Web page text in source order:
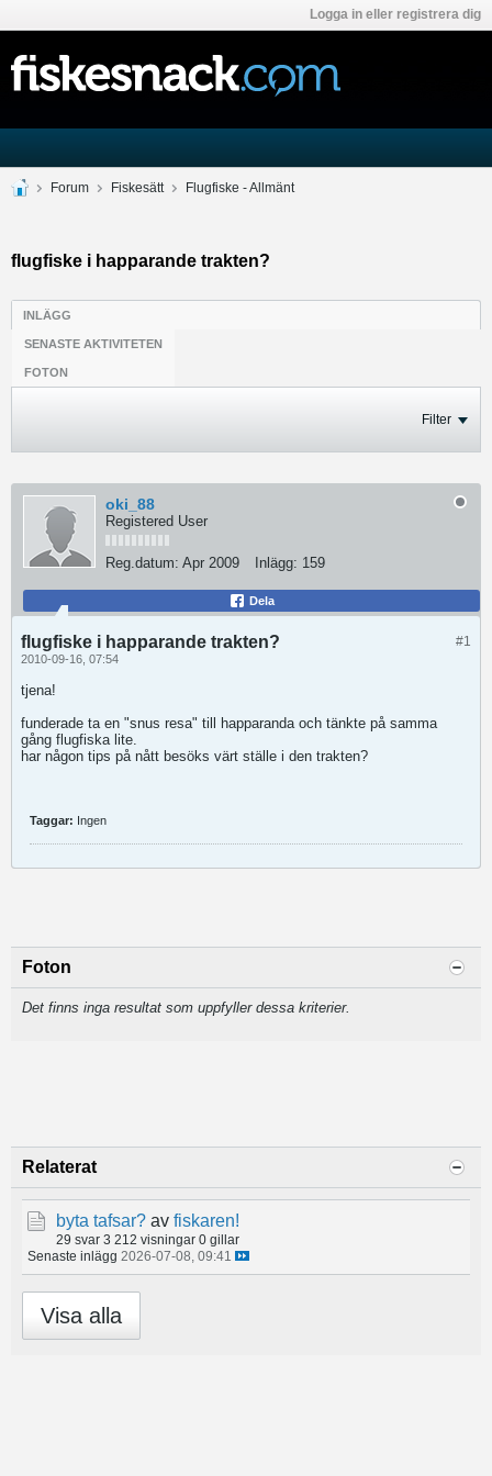
Logga in eller registrera dig
Forum Fiskesätt Flugfiske - Allmänt
flugfiske i happarande trakten?
INLÄGG
SENASTE AKTIVITETEN
FOTON
Filter
oki_88
Registered User
Reg.datum: Apr 2009 Inlägg: 159
Dela
#1
flugfiske i happarande trakten?
2010-09-16, 07:54
tjena!
funderade ta en "snus resa" till happaranda och tänkte på samma
gång flugfiska lite.
har någon tips på nått besöks värt ställe i den trakten?
Taggar: Ingen
Foton
Det finns inga resultat som uppfyller dessa kriterier.
Relaterat
byta tafsar? av fiskaren!
29 svar 3 212 visningar 0 gillar
Senaste inlägg 2026-07-08, 09:41
Visa alla